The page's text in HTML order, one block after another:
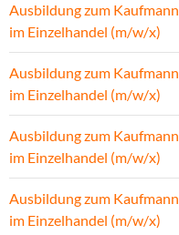
Ausbildung zum Kaufmann
im Einzelhandel (m/w/x)
Ausbildung zum Kaufmann
im Einzelhandel (m/w/x)
Ausbildung zum Kaufmann
im Einzelhandel (m/w/x)
Ausbildung zum Kaufmann
im Einzelhandel (m/w/x)